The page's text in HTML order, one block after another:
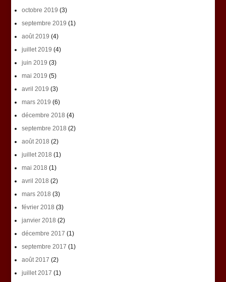
octobre 2019 (3)
septembre 2019 (1)
août 2019 (4)
juillet 2019 (4)
juin 2019 (3)
mai 2019 (5)
avril 2019 (3)
mars 2019 (6)
décembre 2018 (4)
septembre 2018 (2)
août 2018 (2)
juillet 2018 (1)
mai 2018 (1)
avril 2018 (2)
mars 2018 (3)
février 2018 (3)
janvier 2018 (2)
décembre 2017 (1)
septembre 2017 (1)
août 2017 (2)
juillet 2017 (1)